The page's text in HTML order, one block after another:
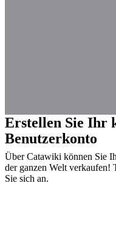
Erstellen Sie Ihr
Benutzerkonto
Über Catawiki können Sie
der ganzen Welt verkaufen!
Sie sich an.